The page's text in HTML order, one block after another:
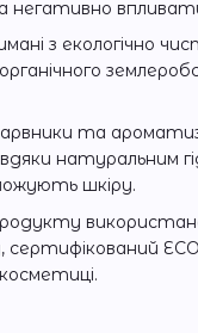
з екологічно
та
натуральним
шкіру.